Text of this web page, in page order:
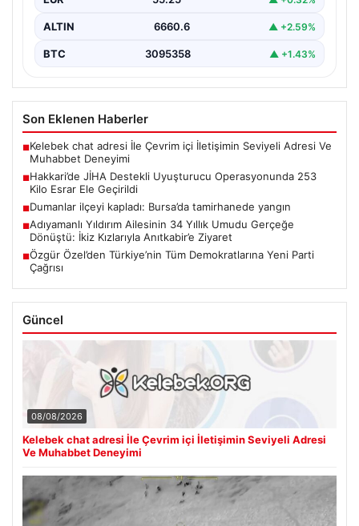
ALTIN 6660.6 ▲ +2.59%
BTC 3095358 ▲ +1.43%
Son Eklenen Haberler
■Kelebek chat adresi İle Çevrim içi İletişimin Seviyeli Adresi Ve
Muhabbet Deneyimi
■Hakkari’de JİHA Destekli Uyuşturucu Operasyonunda 253
Kilo Esrar Ele Geçirildi
■Dumanlar ilçeyi kapladı: Bursa’da tamirhanede yangın
■Adıyamanlı Yıldırım Ailesinin 34 Yıllık Umudu Gerçeğe
Dönüştü: İkiz Kızlarıyla Anıtkabir’e Ziyaret
■Özgür Özel’den Türkiye’nin Tüm Demokratlarına Yeni Parti
Çağrısı
Güncel
08/08/2026
Kelebek chat adresi İle Çevrim içi İletişimin Seviyeli Adresi
Ve Muhabbet Deneyimi